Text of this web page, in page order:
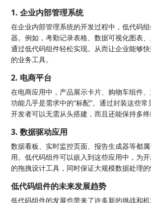
1. 企业内部管理系统
在企业内部管理系统的开发过程中，低代码
器。例如，考勤记录表格、数据可视化图表
通过低代码组件轻松实现。从而让企业能够
的业务工具。
2. 电商平台
在电商应用中，产品展示卡片、购物车组件
功能几乎是需求中的“标配”。通过封装这些
开发者可以无需从头搭建，而且还能保持多终
3. 数据驱动应用
数据看板、实时监控页面、报告生成器等都
用。低代码组件可以嵌入到这些应用中，为
的拖拽设计工具，同时保证大规模数据处理的
低代码组件的未来发展趋势
低代码组件的发展也带来了许多新的挑战和